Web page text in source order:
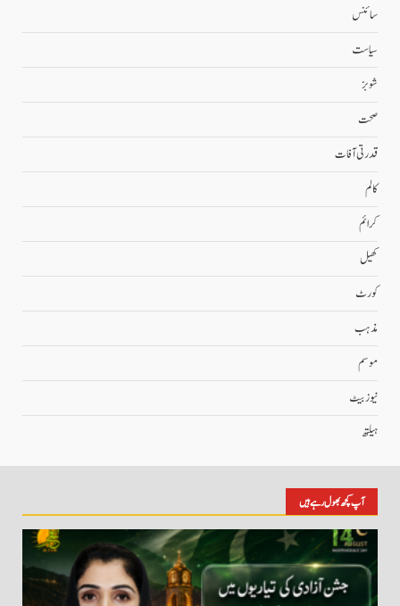
سائنس
سیاست
شوبز
صحت
قدرتی آفات
کالم
کرائم
کھیل
کورٹ
مذہب
موسم
نیوز بیٹ
ہیلتھ
آپ کچھ بھول رہے ہیں